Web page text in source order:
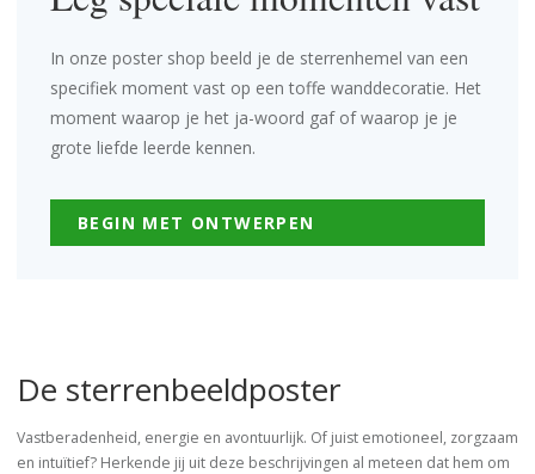
In onze poster shop beeld je de sterrenhemel van een
specifiek moment vast op een toffe wanddecoratie. Het
moment waarop je het ja-woord gaf of waarop je je
grote liefde leerde kennen.
BEGIN MET ONTWERPEN
De sterrenbeeldposter
Vastberadenheid, energie en avontuurlijk. Of juist emotioneel, zorgzaam
en intuïtief? Herkende jij uit deze beschrijvingen al meteen dat hem om